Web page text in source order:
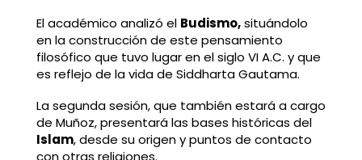
El académico analizó el Budismo,situándolo
en la construcción de este pensamiento
filosófico que tuvo lugar en el siglo VI A.C. y que
es reflejo de la vida de Siddharta Gautama.
La segunda sesión, que también estará a cargo
de Muñoz, presentará las bases históricas del
Islam, desde su origen y puntos de contacto
con otras religiones.